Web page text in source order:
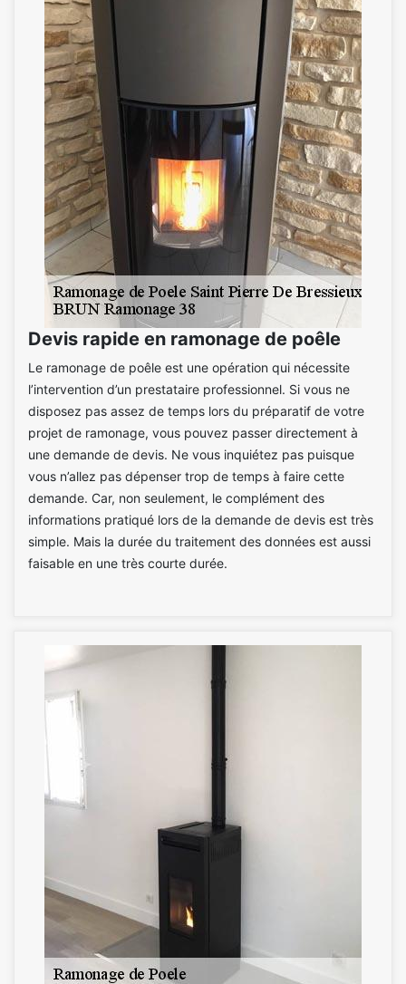
Devis rapide en ramonage de poêle
Le ramonage de poêle est une opération qui nécessite
l’intervention d’un prestataire professionnel. Si vous ne
disposez pas assez de temps lors du préparatif de votre
projet de ramonage, vous pouvez passer directement à
une demande de devis. Ne vous inquiétez pas puisque
vous n’allez pas dépenser trop de temps à faire cette
demande. Car, non seulement, le complément des
informations pratiqué lors de la demande de devis est très
simple. Mais la durée du traitement des données est aussi
faisable en une très courte durée.